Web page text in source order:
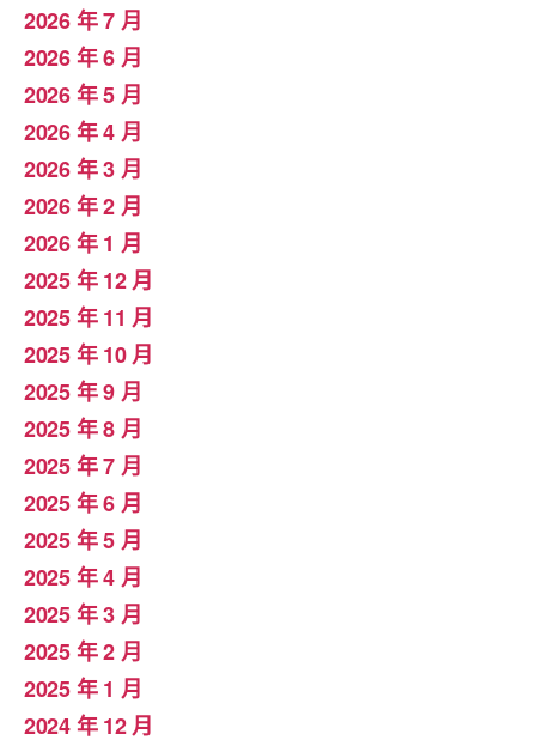
2026 年 7 月
2026 年 6 月
2026 年 5 月
2026 年 4 月
2026 年 3 月
2026 年 2 月
2026 年 1 月
2025 年 12 月
2025 年 11 月
2025 年 10 月
2025 年 9 月
2025 年 8 月
2025 年 7 月
2025 年 6 月
2025 年 5 月
2025 年 4 月
2025 年 3 月
2025 年 2 月
2025 年 1 月
2024 年 12 月